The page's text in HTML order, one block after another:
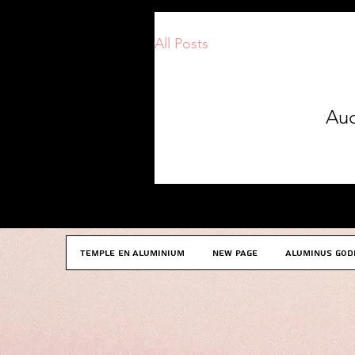
All Posts
TEMPLE EN ALUMINIUM New Page ALUMINUS